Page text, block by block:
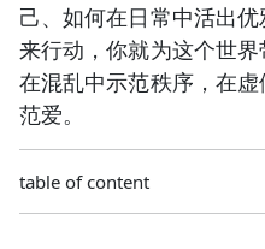
己、如何在日常中活出
来行动，你就为这个世界
在混乱中示范秩序，在
范爱。
table of content